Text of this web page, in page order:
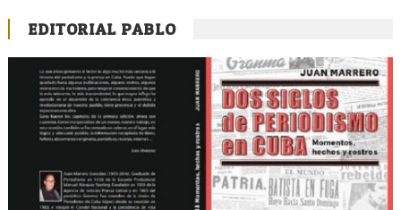
EDITORIAL PABLO